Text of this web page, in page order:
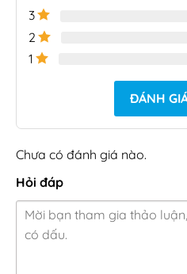
3
2
1
ĐÁNH
Chưa có đánh giá nào.
Hỏi đáp